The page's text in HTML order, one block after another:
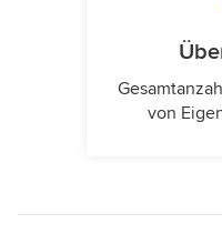
von